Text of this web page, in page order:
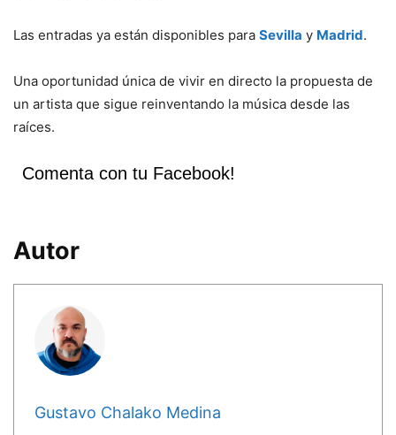
Las entradas ya están disponibles para Sevilla y Madrid.
Una oportunidad única de vivir en directo la propuesta de
un artista que sigue reinventando la música desde las
raíces.
Comenta con tu Facebook!
Autor
Gustavo Chalako Medina